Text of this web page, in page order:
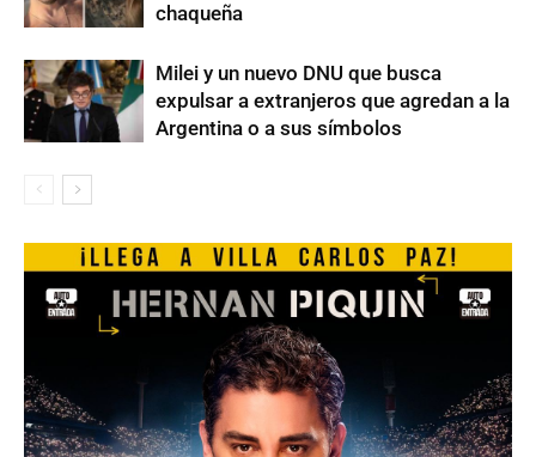
chaqueña
Milei y un nuevo DNU que busca
expulsar a extranjeros que agredan a la
Argentina o a sus símbolos